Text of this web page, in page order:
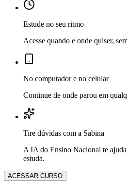
Estude no seu ritmo
Acesse quando e onde quiser,
No computador e no celular
Continue de onde parou em
Tire dúvidas com a Sabina
A IA do Ensino Nacional te
estuda.
ACESSAR CURSO